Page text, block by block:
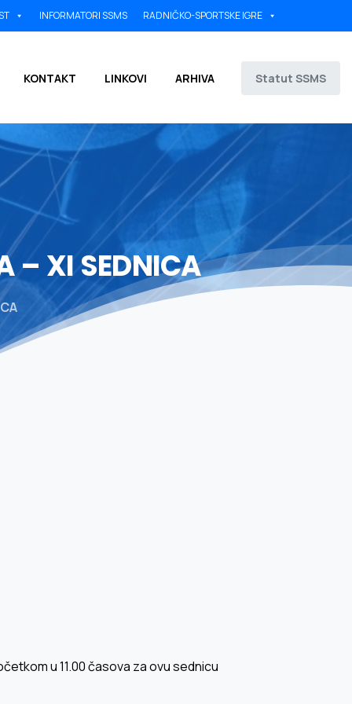
INFORMATORI SSMS RADNIČKO-SPORTSKE IGRE
KONTAKT LINKOVI ARHIVA Statut SSMS
– XI SEDNICA
u 11.00 časova za ovu sednicu